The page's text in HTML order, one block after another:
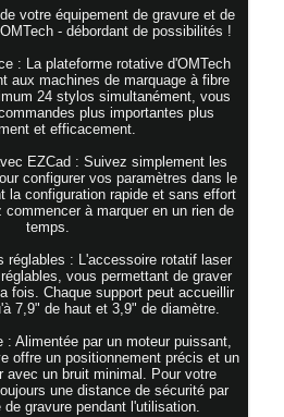
votre équipement de gravure et de
- débordant de possibilités !
: La plateforme rotative d'OMTech
aux machines de marquage à fibre
24 stylos simultanément, vous
plus importantes plus
et efficacement.
EZCad : Suivez simplement les
configurer vos paramètres dans le
la configuration rapide et sans effort
à marquer en un rien de
temps.
réglables : L'accessoire rotatif laser
vous permettant de graver
fois. Chaque support peut accueillir
7,9" de haut et 3,9" de diamètre.
: Alimentée par un moteur puissant,
offre un positionnement précis et un
avec un bruit minimal. Pour votre
une distance de sécurité par
de gravure pendant l'utilisation.